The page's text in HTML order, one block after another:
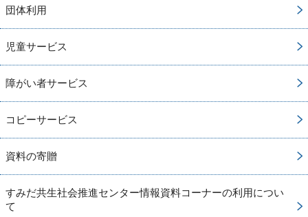
団体利用
児童サービス
障がい者サービス
コピーサービス
資料の寄贈
すみだ共生社会推進センター情報資料コーナーの利用につい
て